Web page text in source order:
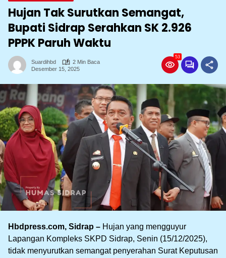
Hujan Tak Surutkan Semangat,
Bupati Sidrap Serahkan SK 2.926
PPPK Paruh Waktu
Suardihbd
2 Min Baca
Desember 15, 2025
53
Hbdpress.com, Sidrap – Hujan yang mengguyur
Lapangan Kompleks SKPD Sidrap, Senin (15/12/2025),
tidak menyurutkan semangat penyerahan Surat Keputusan